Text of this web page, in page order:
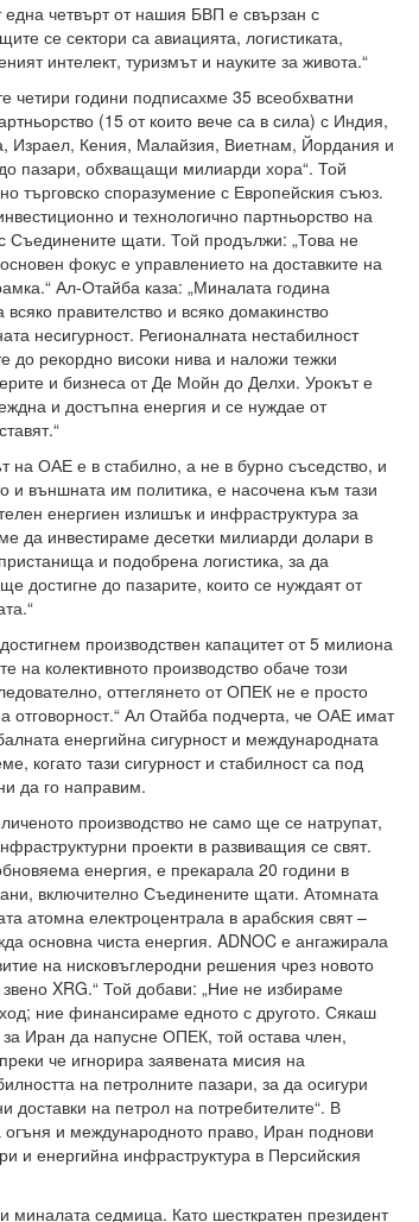
четвърт от нашия БВП е свързан с
се сектори са авиацията, логистиката,
интелект, туризмът и науките за живота.“
четири години подписахме 35 всеобхватни
(15 от които вече са в сила) с Индия,
Израел, Кения, Малайзия, Виетнам, Йордания и
пазари, обхващащи милиарди хора“. Той
търговско споразумение с Европейския съюз.
и технологично партньорство на
Съединените щати. Той продължи: „Това не
фокус е управлението на доставките на
Ал-Отайба каза: „Миналата година
правителство и всяко домакинство
несигурност. Регионалната нестабилност
до рекордно високи нива и наложи тежки
и бизнеса от Де Мойн до Делхи. Урокът е
и достъпна енергия и се нуждае от
на ОАЕ е в стабилно, а не в бурно съседство, и
и външната им политика, е насочена към тази
енергиен излишък и инфраструктура за
да инвестираме десетки милиарди долари в
и подобрена логистика, за да
достигне до пазарите, които се нуждаят от
производствен капацитет от 5 милиона
на колективното производство обаче този
оттеглянето от ОПЕК не е просто
отговорност.“ Ал Отайба подчерта, че ОАЕ имат
енергийна сигурност и международната
когато тази сигурност и стабилност са под
да го направим.
производство не само ще се натрупат,
проекти в развиващия се свят.
енергия, е прекарала 20 години в
включително Съединените щати. Атомната
атомна електроцентрала в арабския свят –
основна чиста енергия. ADNOC е ангажирала
на нисковъглеродни решения чрез новото
XRG.“ Той добави: „Ние не избираме
ние финансираме едното с другото. Сякаш
Иран да напусне ОПЕК, той остава член,
че игнорира заявената мисия на
на петролните пазари, за да осигури
на петрол на потребителите“. В
и международното право, Иран поднови
и енергийна инфраструктура в Персийския
миналата седмица. Като шесткратен президент